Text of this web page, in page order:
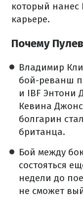
который нанес
карьере.
Почему
Владимир
бой-реванш
и IBF Энтони
Кевина
болгарин
британца.
Бой между
состояться
недели до
не сможет